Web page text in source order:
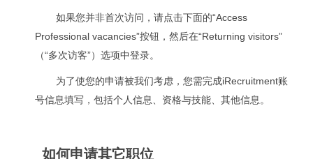
如果您并非首次访问，请点击下面的“Access
Professional vacancies”按钮，然后在“Returning visitors”
（“多次访客”）选项中登录。
为了使您的申请被我们考虑，您需完成iRecruitment账
号信息填写，包括个人信息、资格与技能、其他信息。
如何申请其它职位